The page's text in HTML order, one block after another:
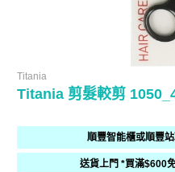
Titania
Titania 剪髮較剪
順豐智能櫃或順豐
送貨上門 *買滿$600